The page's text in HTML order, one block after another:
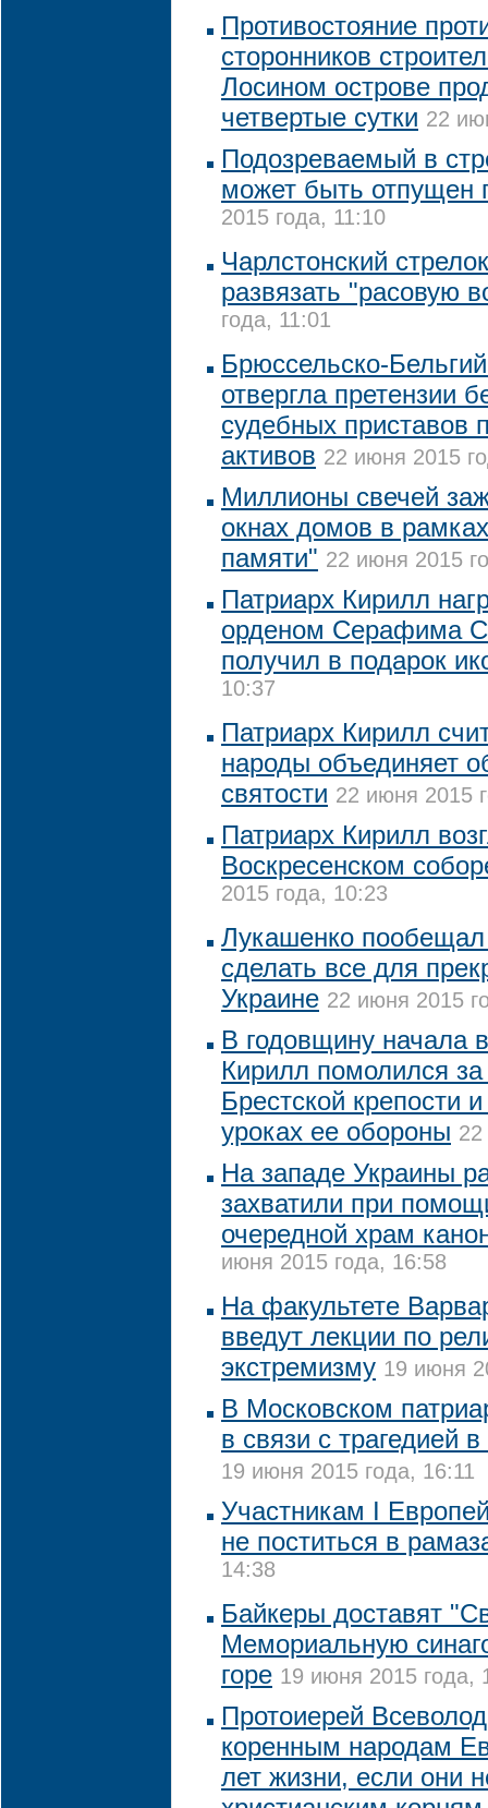
Противостояние
сторонников
Лосином острове
четвертые сутки 22
Подозреваемый в
может быть отпущен
2015 года, 11:10
Чарлстонский
развязать "расовую
года, 11:01
Брюссельско-
отвергла претензии
судебных приставов
активов 22 июня 2015
Миллионы свечей
окнах домов в
памяти" 22 июня 2015
Патриарх Кирилл
орденом Серафима
получил в подарок
10:37
Патриарх Кирилл
народы объединяет
святости 22 июня 2015
Патриарх Кирилл
Воскресенском
2015 года, 10:23
Лукашенко пообещал
сделать все для
Украине 22 июня 2015
В годовщину начала
Кирилл помолился за
Брестской крепости
уроках ее обороны
На западе Украины
захватили при
очередной храм
июня 2015 года, 16:58
На факультете
введут лекции по
экстремизму 19 июня
В Московском
в связи с трагедией
19 июня 2015 года, 16:11
Участникам I
не поститься в
14:38
Байкеры доставят
Мемориальную
горе 19 июня 2015 года,
Протоиерей
коренным народам
лет жизни, если они